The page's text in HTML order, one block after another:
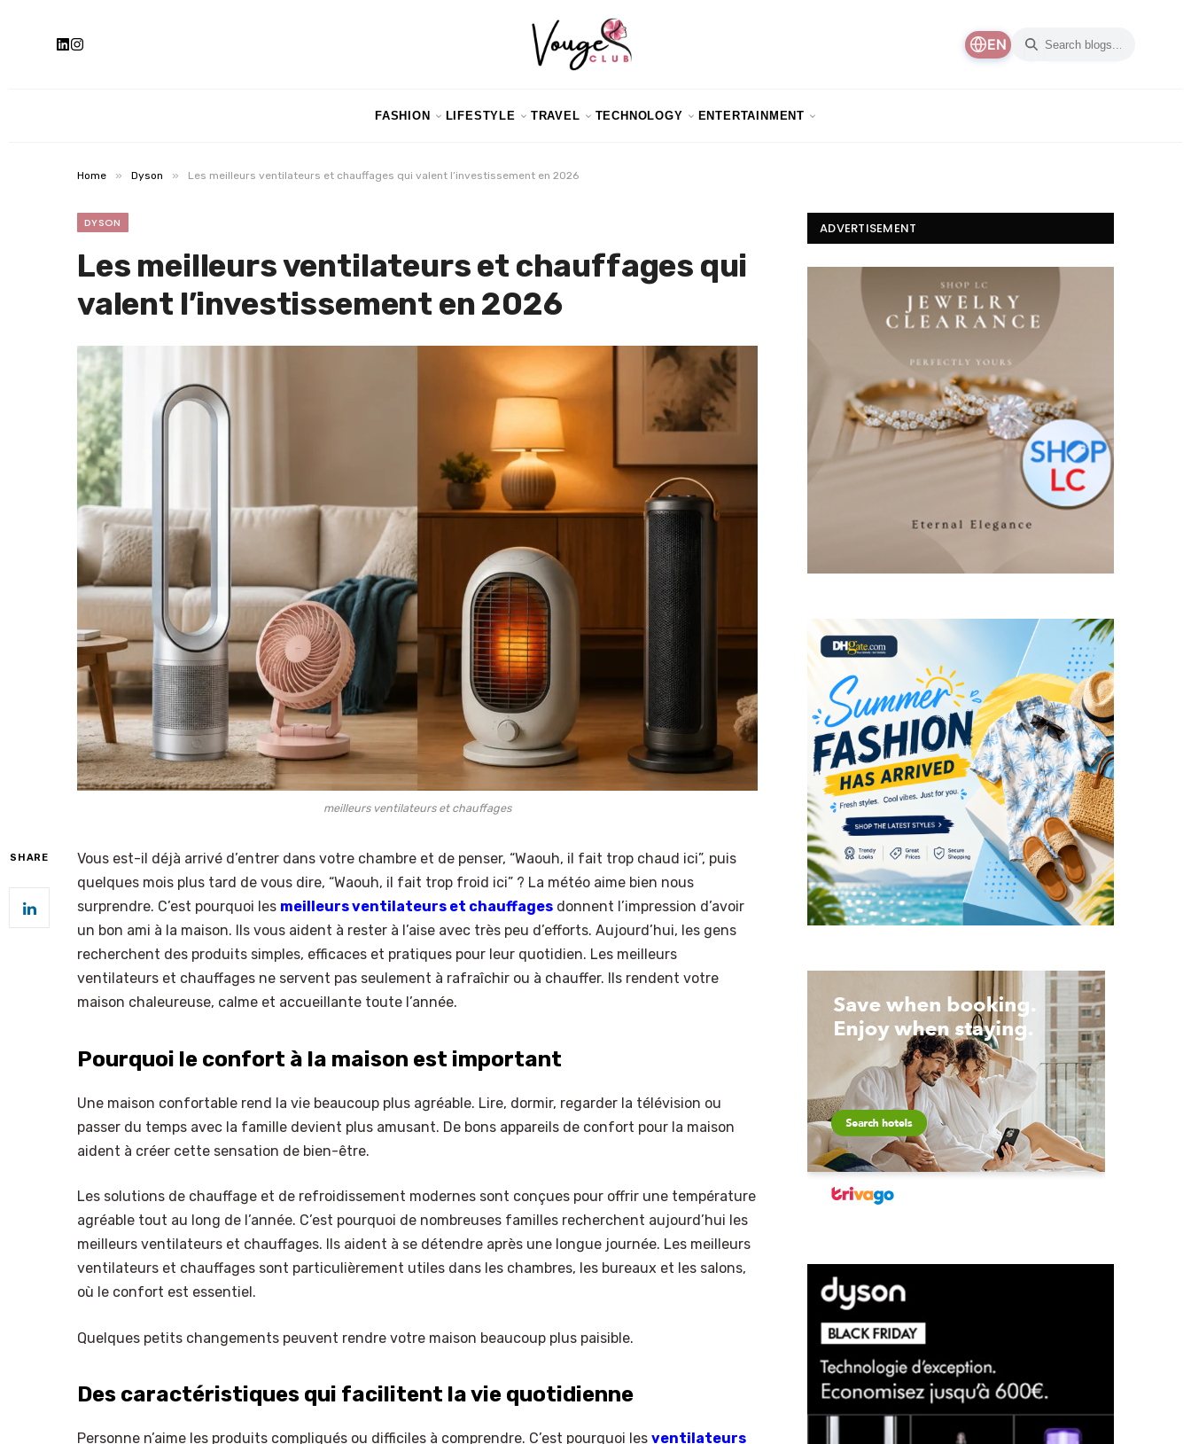
EN
FASHION LIFESTYLE TRAVEL TECHNOLOGY ENTERTAINMENT
Home » Dyson » Les meilleurs ventilateurs et chauffages qui valent l’investissement en 2026
DYSON
Les meilleurs ventilateurs et chauffages qui
valent l’investissement en 2026
meilleurs ventilateurs et chauffages
SHARE
Vous est-il déjà arrivé d’entrer dans votre chambre et de penser, “Waouh, il fait trop chaud ici”, puis
quelques mois plus tard de vous dire, “Waouh, il fait trop froid ici” ? La météo aime bien nous
surprendre. C’est pourquoi les meilleurs ventilateurs et chauffages donnent l’impression d’avoir
un bon ami à la maison. Ils vous aident à rester à l’aise avec très peu d’efforts. Aujourd’hui, les gens
recherchent des produits simples, efficaces et pratiques pour leur quotidien. Les meilleurs
ventilateurs et chauffages ne servent pas seulement à rafraîchir ou à chauffer. Ils rendent votre
maison chaleureuse, calme et accueillante toute l’année.
Pourquoi le confort à la maison est important
Une maison confortable rend la vie beaucoup plus agréable. Lire, dormir, regarder la télévision ou
passer du temps avec la famille devient plus amusant. De bons appareils de confort pour la maison
aident à créer cette sensation de bien-être.
Les solutions de chauffage et de refroidissement modernes sont conçues pour offrir une température
agréable tout au long de l’année. C’est pourquoi de nombreuses familles recherchent aujourd’hui les
meilleurs ventilateurs et chauffages. Ils aident à se détendre après une longue journée. Les meilleurs
ventilateurs et chauffages sont particulièrement utiles dans les chambres, les bureaux et les salons,
où le confort est essentiel.
Quelques petits changements peuvent rendre votre maison beaucoup plus paisible.
Des caractéristiques qui facilitent la vie quotidienne
Personne n’aime les produits compliqués ou difficiles à comprendre. C’est pourquoi les ventilateurs
ADVERTISEMENT